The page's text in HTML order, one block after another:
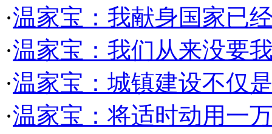
·温家宝：我献身国家已
·温家宝：我们从来没要
·温家宝：城镇建设不仅
·温家宝：将适时动用一